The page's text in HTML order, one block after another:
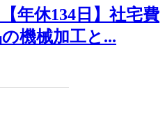
【年休134日】社宅費
機械加工と...